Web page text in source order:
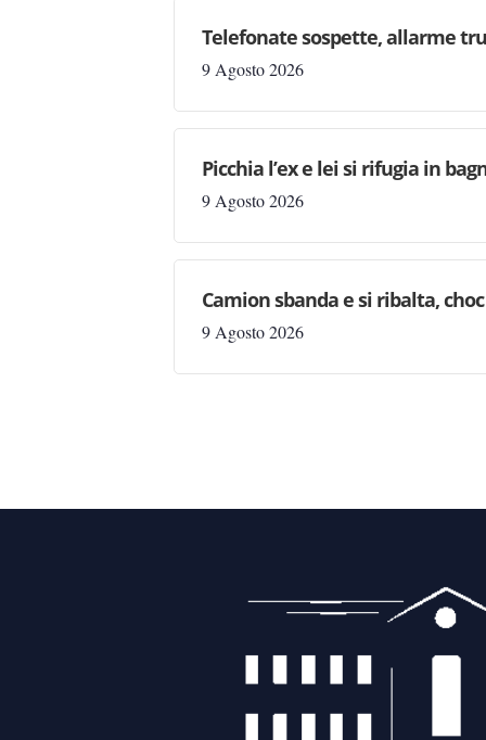
Telefonate sospette, allarme
9 Agosto 2026
Picchia l’ex e lei si rifugia in
9 Agosto 2026
Camion sbanda e si ribalta,
9 Agosto 2026